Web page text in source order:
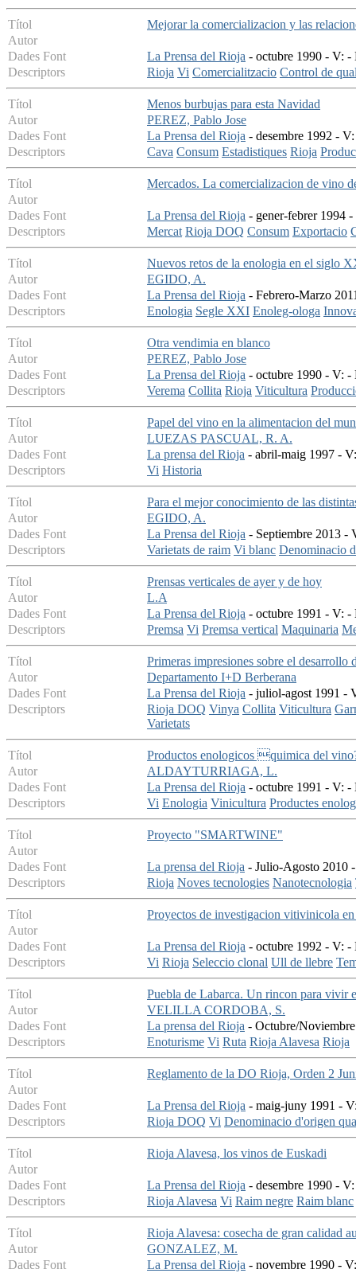
Títol
Mejorar la comercializacion y las
Autor
Dades Font
La Prensa del Rioja - octubre 1990 - V: -
Descriptors
Rioja Vi Comercialitzacio Control de
Títol
Menos burbujas para esta Navidad
Autor
PEREZ, Pablo Jose
Dades Font
La Prensa del Rioja - desembre 1992 -
Descriptors
Cava Consum Estadistiques Rioja
Títol
Mercados. La comercializacion de vino
Autor
Dades Font
La Prensa del Rioja - gener-febrer 1994
Descriptors
Mercat Rioja DOQ Consum Exportacio
Títol
Nuevos retos de la enologia en el siglo
Autor
EGIDO, A.
Dades Font
La Prensa del Rioja - Febrero-Marzo
Descriptors
Enologia Segle XXI Enoleg-ologa
Títol
Otra vendimia en blanco
Autor
PEREZ, Pablo Jose
Dades Font
La Prensa del Rioja - octubre 1990 - V: -
Descriptors
Verema Collita Rioja Viticultura
Títol
Papel del vino en la alimentacion del
Autor
LUEZAS PASCUAL, R. A.
Dades Font
La prensa del Rioja - abril-maig 1997 -
Descriptors
Vi Historia
Títol
Para el mejor conocimiento de las
Autor
EGIDO, A.
Dades Font
La Prensa del Rioja - Septiembre 2013 -
Descriptors
Varietats de raim Vi blanc Denominacio
Títol
Prensas verticales de ayer y de hoy
Autor
L.A
Dades Font
La Prensa del Rioja - octubre 1991 - V: -
Descriptors
Premsa Vi Premsa vertical Maquinaria
Títol
Primeras impresiones sobre el
Autor
Departamento I+D Berberana
Dades Font
La Prensa del Rioja - juliol-agost 1991 -
Descriptors
Rioja DOQ Vinya Collita Viticultura
Varietats
Títol
Productos enologicos quimica del
Autor
ALDAYTURRIAGA, L.
Dades Font
La Prensa del Rioja - octubre 1991 - V: -
Descriptors
Vi Enologia Vinicultura Productes
Títol
Proyecto "SMARTWINE"
Autor
Dades Font
La prensa del Rioja - Julio-Agosto 2010
Descriptors
Rioja Noves tecnologies Nanotecnologia
Títol
Proyectos de investigacion vitivinicola
Autor
Dades Font
La Prensa del Rioja - octubre 1992 - V: -
Descriptors
Vi Rioja Seleccio clonal Ull de llebre
Títol
Puebla de Labarca. Un rincon para vivir
Autor
VELILLA CORDOBA, S.
Dades Font
La prensa del Rioja - Octubre/
Descriptors
Enoturisme Vi Ruta Rioja Alavesa Rioja
Títol
Reglamento de la DO Rioja, Orden 2
Autor
Dades Font
La Prensa del Rioja - maig-juny 1991 -
Descriptors
Rioja DOQ Vi Denominacio d'origen
Títol
Rioja Alavesa, los vinos de Euskadi
Autor
Dades Font
La Prensa del Rioja - desembre 1990 -
Descriptors
Rioja Alavesa Vi Raim negre Raim blanc
Títol
Rioja Alavesa: cosecha de gran calidad
Autor
GONZALEZ, M.
Dades Font
La Prensa del Rioja - novembre 1990 -